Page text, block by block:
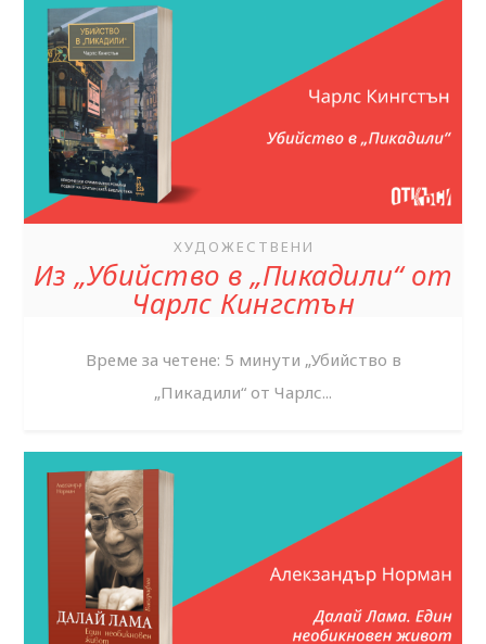
ХУДОЖЕСТВЕНИ
Из „Убийство в „Пикадили“ от
Чарлс Кингстън
Време за четене: 5 минути „Убийство в
„Пикадили“ от Чарлс...